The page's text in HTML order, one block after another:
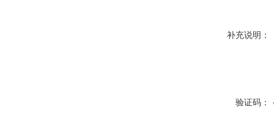
补充说明：
验证码：